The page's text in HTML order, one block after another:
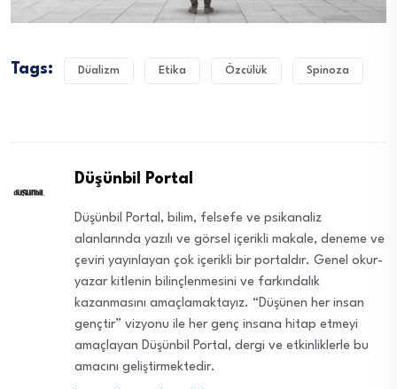
Tags: Düalizm Etika Özcülük Spinoza
Düşünbil Portal
Düşünbil Portal, bilim, felsefe ve psikanaliz
alanlarında yazılı ve görsel içerikli makale, deneme ve
çeviri yayınlayan çok içerikli bir portaldır. Genel okur-
yazar kitlenin bilinçlenmesini ve farkındalık
kazanmasını amaçlamaktayız. “Düşünen her insan
gençtir” vizyonu ile her genç insana hitap etmeyi
amaçlayan Düşünbil Portal, dergi ve etkinliklerle bu
amacını geliştirmektedir.